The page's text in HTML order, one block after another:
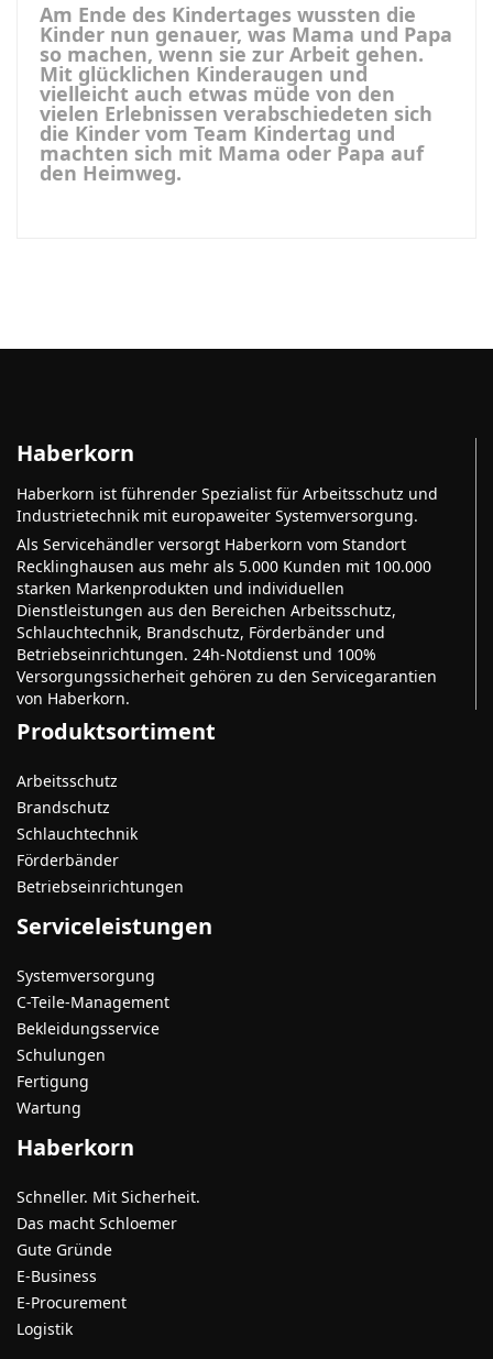
Am Ende des Kindertages wussten die
Kinder nun genauer, was Mama und Papa
so machen, wenn sie zur Arbeit gehen.
Mit glücklichen Kinderaugen und
vielleicht auch etwas müde von den
vielen Erlebnissen verabschiedeten sich
die Kinder vom Team Kindertag und
machten sich mit Mama oder Papa auf
den Heimweg.
Haberkorn
Haberkorn ist führender Spezialist für Arbeitsschutz und
Industrietechnik mit europaweiter Systemversorgung.
Als Servicehändler versorgt Haberkorn vom Standort
Recklinghausen aus mehr als 5.000 Kunden mit 100.000
starken Markenprodukten und individuellen
Dienstleistungen aus den Bereichen Arbeitsschutz,
Schlauchtechnik, Brandschutz, Förderbänder und
Betriebseinrichtungen. 24h-Notdienst und 100%
Versorgungssicherheit gehören zu den Servicegarantien
von Haberkorn.
Produktsortiment
Arbeitsschutz
Brandschutz
Schlauchtechnik
Förderbänder
Betriebseinrichtungen
Serviceleistungen
Systemversorgung
C-Teile-Management
Bekleidungsservice
Schulungen
Fertigung
Wartung
Haberkorn
Schneller. Mit Sicherheit.
Das macht Schloemer
Gute Gründe
E-Business
E-Procurement
Logistik